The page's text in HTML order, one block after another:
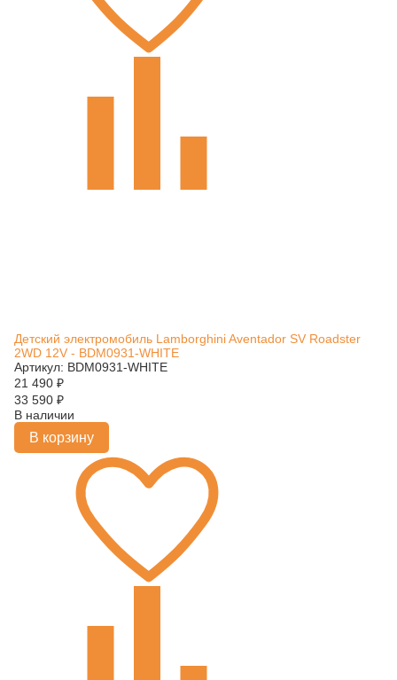
Детский электромобиль Lamborghini Aventador SV Roadster
2WD 12V - BDM0931-WHITE
Артикул: BDM0931-WHITE
21 490 ₽
33 590 ₽
В наличии
В корзину